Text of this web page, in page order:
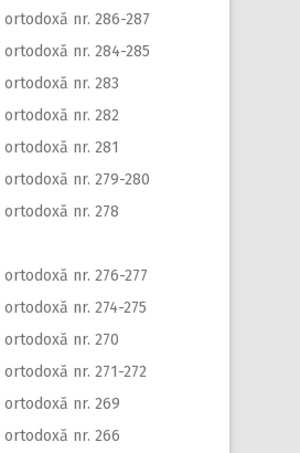
nr. 286-287
nr. 284-285
ortodoxă nr. 283
ortodoxă nr. 282
nr. 281
nr. 279-280
ortodoxă nr. 278
nr. 276-277
nr. 274-275
ortodoxă nr. 270
nr. 271-272
ortodoxă nr. 269
ortodoxă nr. 266